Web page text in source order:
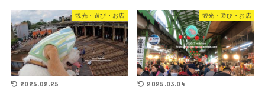
観光・遊び・お店
2025.02.25
観光・遊び・お店
2025.03.04